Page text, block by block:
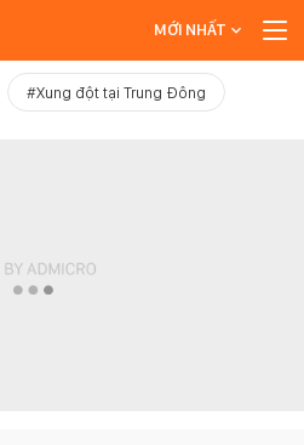
MỚI NHẤT
#Xung đột tại Trung Đông